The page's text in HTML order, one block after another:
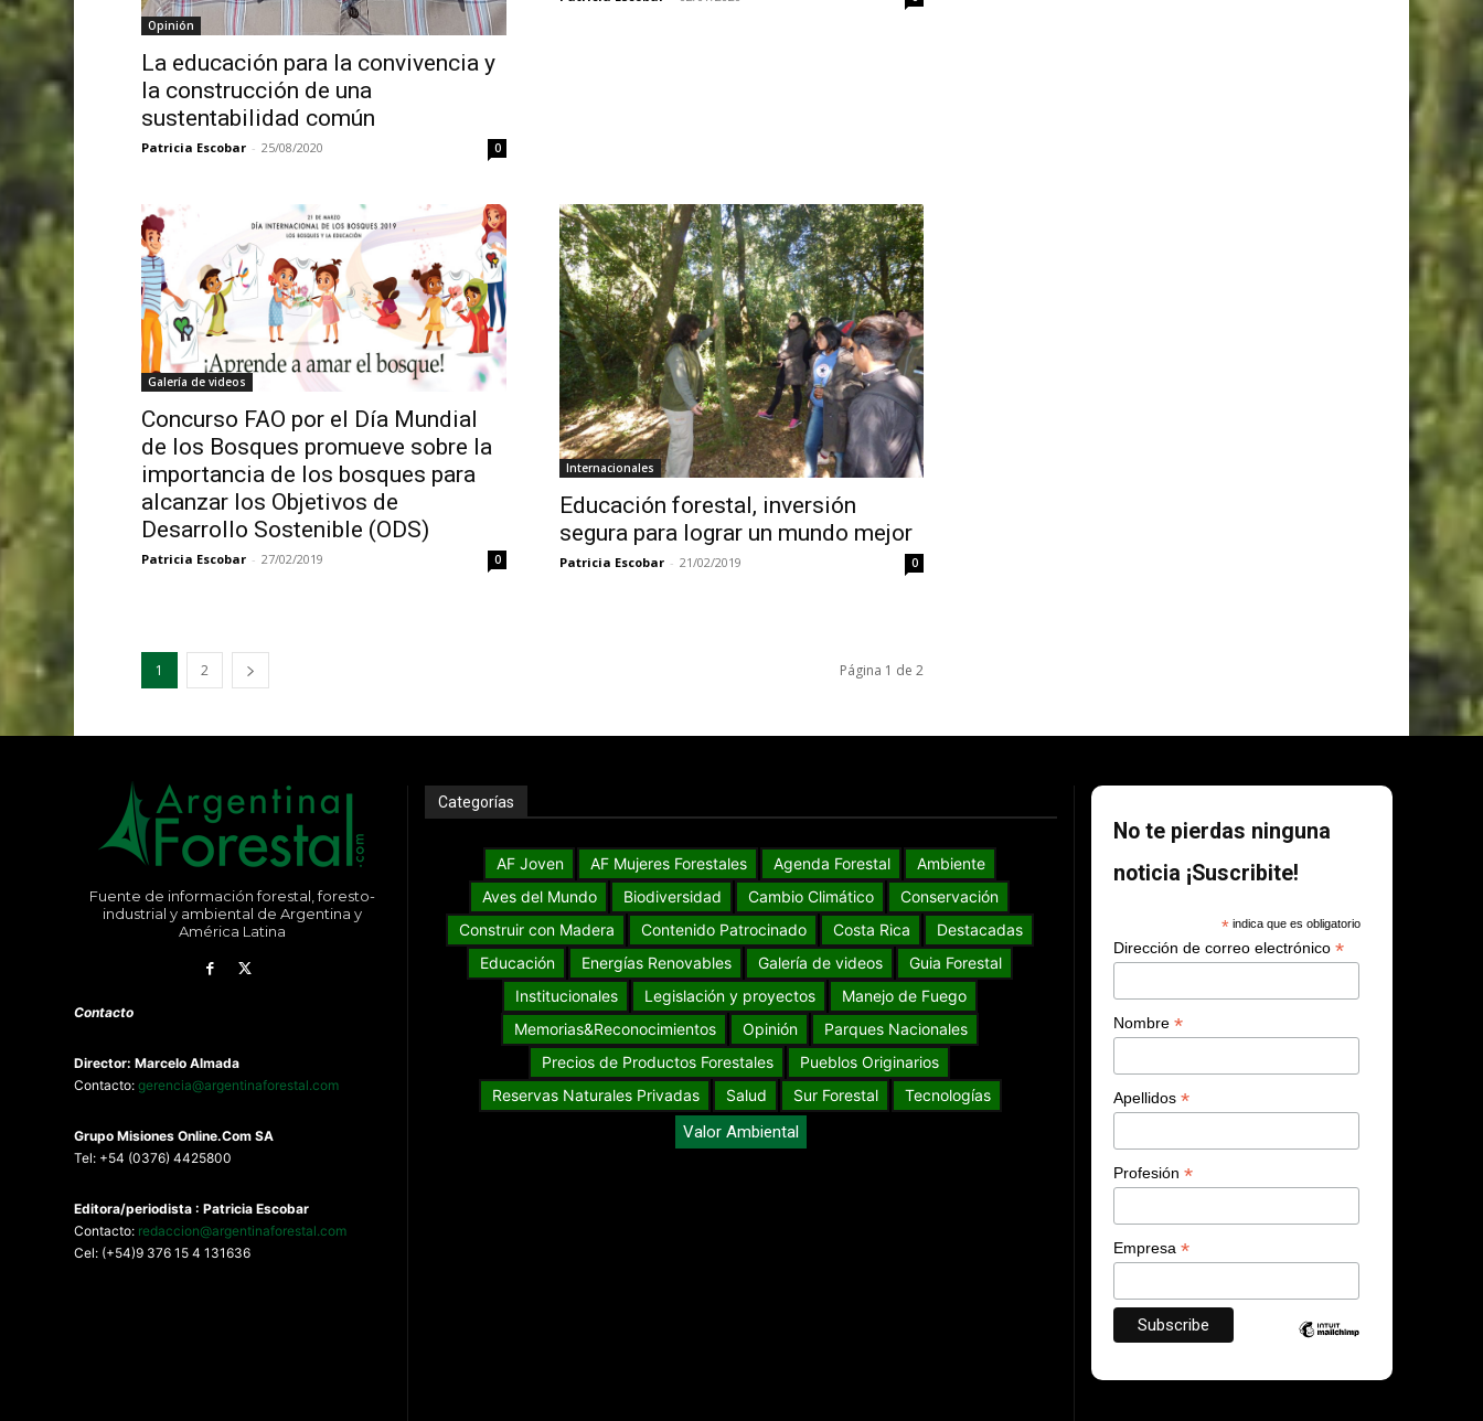
Opinión
La educación para la convivencia y
la construcción de una
sustentabilidad común
Patricia Escobar - 25/08/2020 0
Galería de videos
Concurso FAO por el Día Mundial
de los Bosques promueve sobre la
importancia de los bosques para
alcanzar los Objetivos de
Desarrollo Sostenible (ODS)
Patricia Escobar - 27/02/2019 0
Internacionales
Educación forestal, inversión
segura para lograr un mundo mejor
Patricia Escobar - 21/02/2019 0
1 2 Página 1 de 2
Fuente de información forestal, foresto-
industrial y ambiental de Argentina y
América Latina
Contacto
Director: Marcelo Almada
Contacto: gerencia@argentinaforestal.com
Grupo MisionesOnline.Com SA
Tel: +54 (0376) 4425800
Editora/periodista : Patricia Escobar
Contacto: redaccion@argentinaforestal.com
Cel: (+54)9 376 15 4 131636
Categorías
AF Joven AF Mujeres Forestales Agenda Forestal
Ambiente
Aves del Mundo
Biodiversidad Cambio Climático
Conservación
Construir con Madera
Contenido Patrocinado Costa Rica
Destacadas
Educación
Energías Renovables Galería de videos
Guia Forestal
Institucionales
Legislación y proyectos
Manejo de Fuego
Memorias&Reconocimientos
Opinión
Parques Nacionales
Precios de Productos Forestales
Pueblos Originarios
Reservas Naturales Privadas
Salud Sur Forestal Tecnologías
Valor Ambiental
No te pierdas ninguna
noticia ¡Suscribite!
*indica que es obligatorio
Dirección de correo electrónico*
Nombre*
Apellidos*
Profesión*
Empresa*